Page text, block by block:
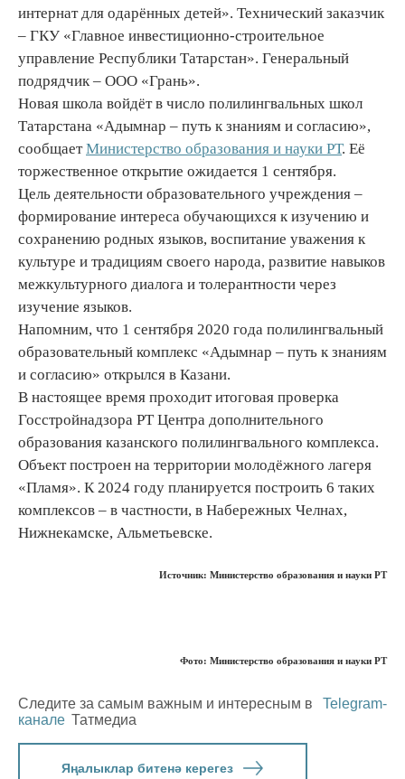
интернат для одарённых детей». Технический заказчик
– ГКУ «Главное инвестиционно-строительное
управление Республики Татарстан». Генеральный
подрядчик – ООО «Грань».
Новая школа войдёт в число полилингвальных школ
Татарстана «Адымнар – путь к знаниям и согласию»,
сообщаетМинистерство образования и науки РТ. Её
торжественное открытие ожидается 1 сентября.
Цель деятельности образовательного учреждения –
формирование интереса обучающихся к изучению и
сохранению родных языков, воспитание уважения к
культуре и традициям своего народа, развитие навыков
межкультурного диалога и толерантности через
изучение языков.
Напомним, что 1 сентября 2020 года полилингвальный
образовательный комплекс «Адымнар – путь к знаниям
и согласию» открылся в Казани.
В настоящее время проходит итоговая проверка
Госстройнадзора РТ Центра дополнительного
образования казанского полилингвального комплекса.
Объект построен на территории молодёжного лагеря
«Пламя». К 2024 году планируется построить 6 таких
комплексов – в частности, в Набережных Челнах,
Нижнекамске, Альметьевске.
Источник: Министерство образования и науки РТ
Фото: Министерство образования и науки РТ
Следите за самым важным и интересным в
Telegram-
канале Татмедиа
Яңалыклар битенә керегез